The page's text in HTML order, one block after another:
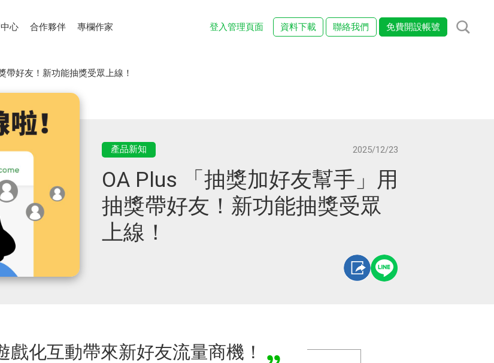
心 合作夥伴 專欄作家 登入管理頁面 資料下載 聯絡我們 免費開設帳號
帶好友！新功能抽獎受眾上線！
產品新知 2025/12/23
OA Plus 「抽獎加好友幫手」用
抽獎帶好友！新功能抽獎受眾
上線！
戲化互動帶來新好友流量商機！